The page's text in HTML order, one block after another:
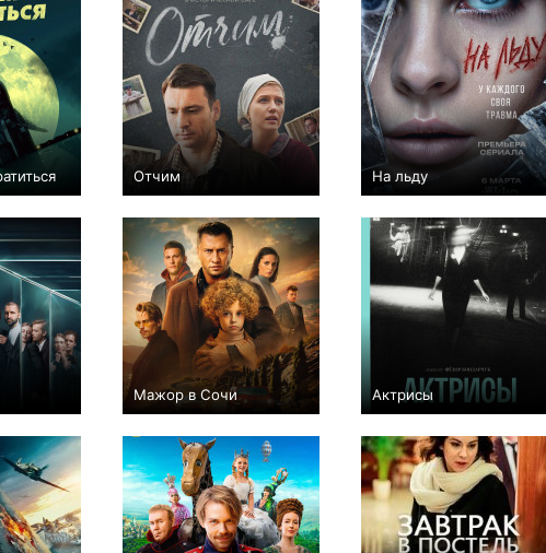
433
Отчим
+35 16 433
На льду
+35 9 859
543
Мажор в Сочи
+29
Актрисы
+23 11 244